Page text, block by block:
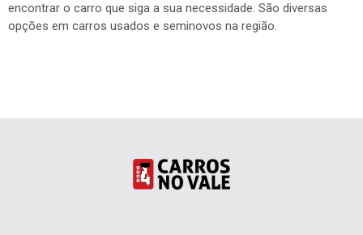
encontrar o carro que siga a sua necessidade. São diversas
opções em carros usados e seminovos na região.